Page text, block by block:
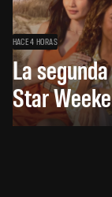
HACE 4 HORAS
La
Star